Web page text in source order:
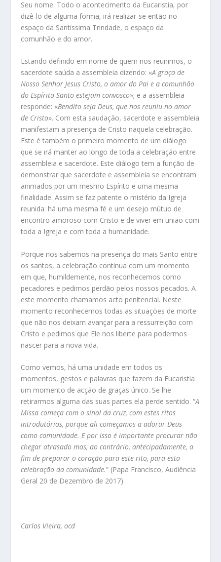
Seu nome. Todo o acontecimento da Eucaristia, por
dizê-lo de alguma forma, irá realizar-se então no
espaço da Santíssima Trindade, o espaço da
comunhão e do amor.
Estando definido em nome de quem nos reunimos, o
sacerdote saúda a assembleia dizendo: «A graça de
Nosso Senhor Jesus Cristo, o amor do Pai e a comunhão
do Espírito Santo estejam convosco»; e a assembleia
responde: «Bendito seja Deus, que nos reuniu no amor
de Cristo». Com esta saudação, sacerdote e assembleia
manifestam a presença de Cristo naquela celebração.
Este é também o primeiro momento de um diálogo
que se irá manter ao longo de toda a celebração entre
assembleia e sacerdote. Este diálogo tem a função de
demonstrar que sacerdote e assembleia se encontram
animados por um mesmo Espírito e uma mesma
finalidade. Assim se faz patente o mistério da Igreja
reunida: há uma mesma fé e um desejo mútuo de
encontro amoroso com Cristo e de viver em união com
toda a Igreja e com toda a humanidade.
Porque nos sabemos na presença do mais Santo entre
os santos, a celebração continua com um momento
em que, humildemente, nos reconhecemos como
pecadores e pedimos perdão pelos nossos pecados. A
este momento chamamos acto penitencial. Neste
momento reconhecemos todas as situações de morte
que não nos deixam avançar para a ressurreição com
Cristo e pedimos que Ele nos liberte para podermos
nascer para a nova vida.
Como vemos, há uma unidade em todos os
momentos, gestos e palavras que fazem da Eucaristia
um momento de acção de graças único. Se lhe
retirarmos alguma das suas partes ela perde sentido. “A
Missa começa com o sinal da cruz, com estes ritos
introdutórios, porque ali começamos a adorar Deus
como comunidade. E por isso é importante procurar não
chegar atrasado mas, ao contrário, antecipadamente, a
fim de preparar o coração para este rito, para esta
celebração da comunidade.” (Papa Francisco, Audiência
Geral 20 de Dezembro de 2017).
Carlos Vieira, ocd